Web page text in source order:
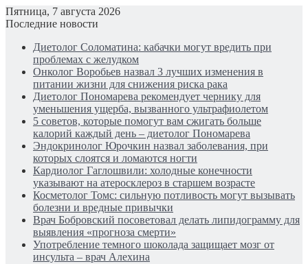
Пятница, 7 августа 2026
Последние новости
Диетолог Соломатина: кабачки могут вредить при
проблемах с желудком
Онколог Воробьев назвал 3 лучших изменения в
питании жизни для снижения риска рака
Диетолог Пономарева рекомендует чернику для
уменьшения ущерба, вызванного ультрафиолетом
5 советов, которые помогут вам сжигать больше
калорий каждый день – диетолог Пономарева
Эндокринолог Юрочкин назвал заболевания, при
которых слоятся и ломаются ногти
Кардиолог Гаглошвили: холодные конечности
указывают на атеросклероз в старшем возрасте
Косметолог Томс: сильную потливость могут вызывать
болезни и вредные привычки
Врач Бобровский посоветовал делать липидограмму для
выявления «прогноза смерти»
Употребление темного шоколада защищает мозг от
инсульта – врач Алехина